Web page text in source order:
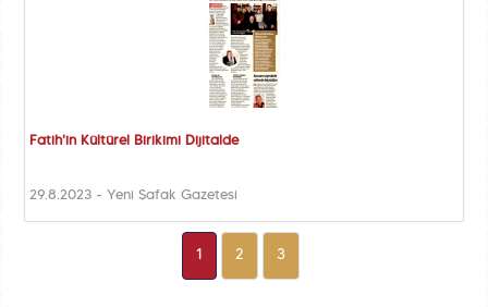
Fatih'in Kültürel Birikimi Dijitalde
29.8.2023 - Yeni Şafak Gazetesi
1 2 3